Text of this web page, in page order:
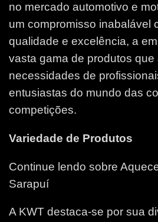
no mercado automotivo e
um compromisso inabalável
qualidade e excelência, a
vasta gama de produtos que
necessidades de
entusiastas do mundo das
competições.
Variedade de Produtos
Continue lendo sobre
Sarapuí
A KWT destaca-se por sua